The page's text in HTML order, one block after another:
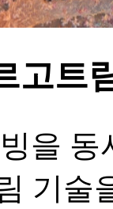
고트
을
기술